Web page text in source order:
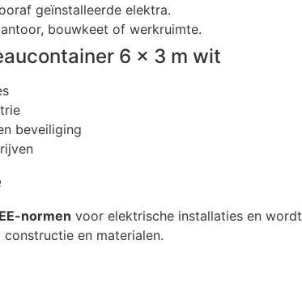
geïnstalleerde elektra.
bouwkeet of werkruimte.
6 x 3 m wit
beveiliging
normen voor elektrische installaties en wordt
constructie en materialen.